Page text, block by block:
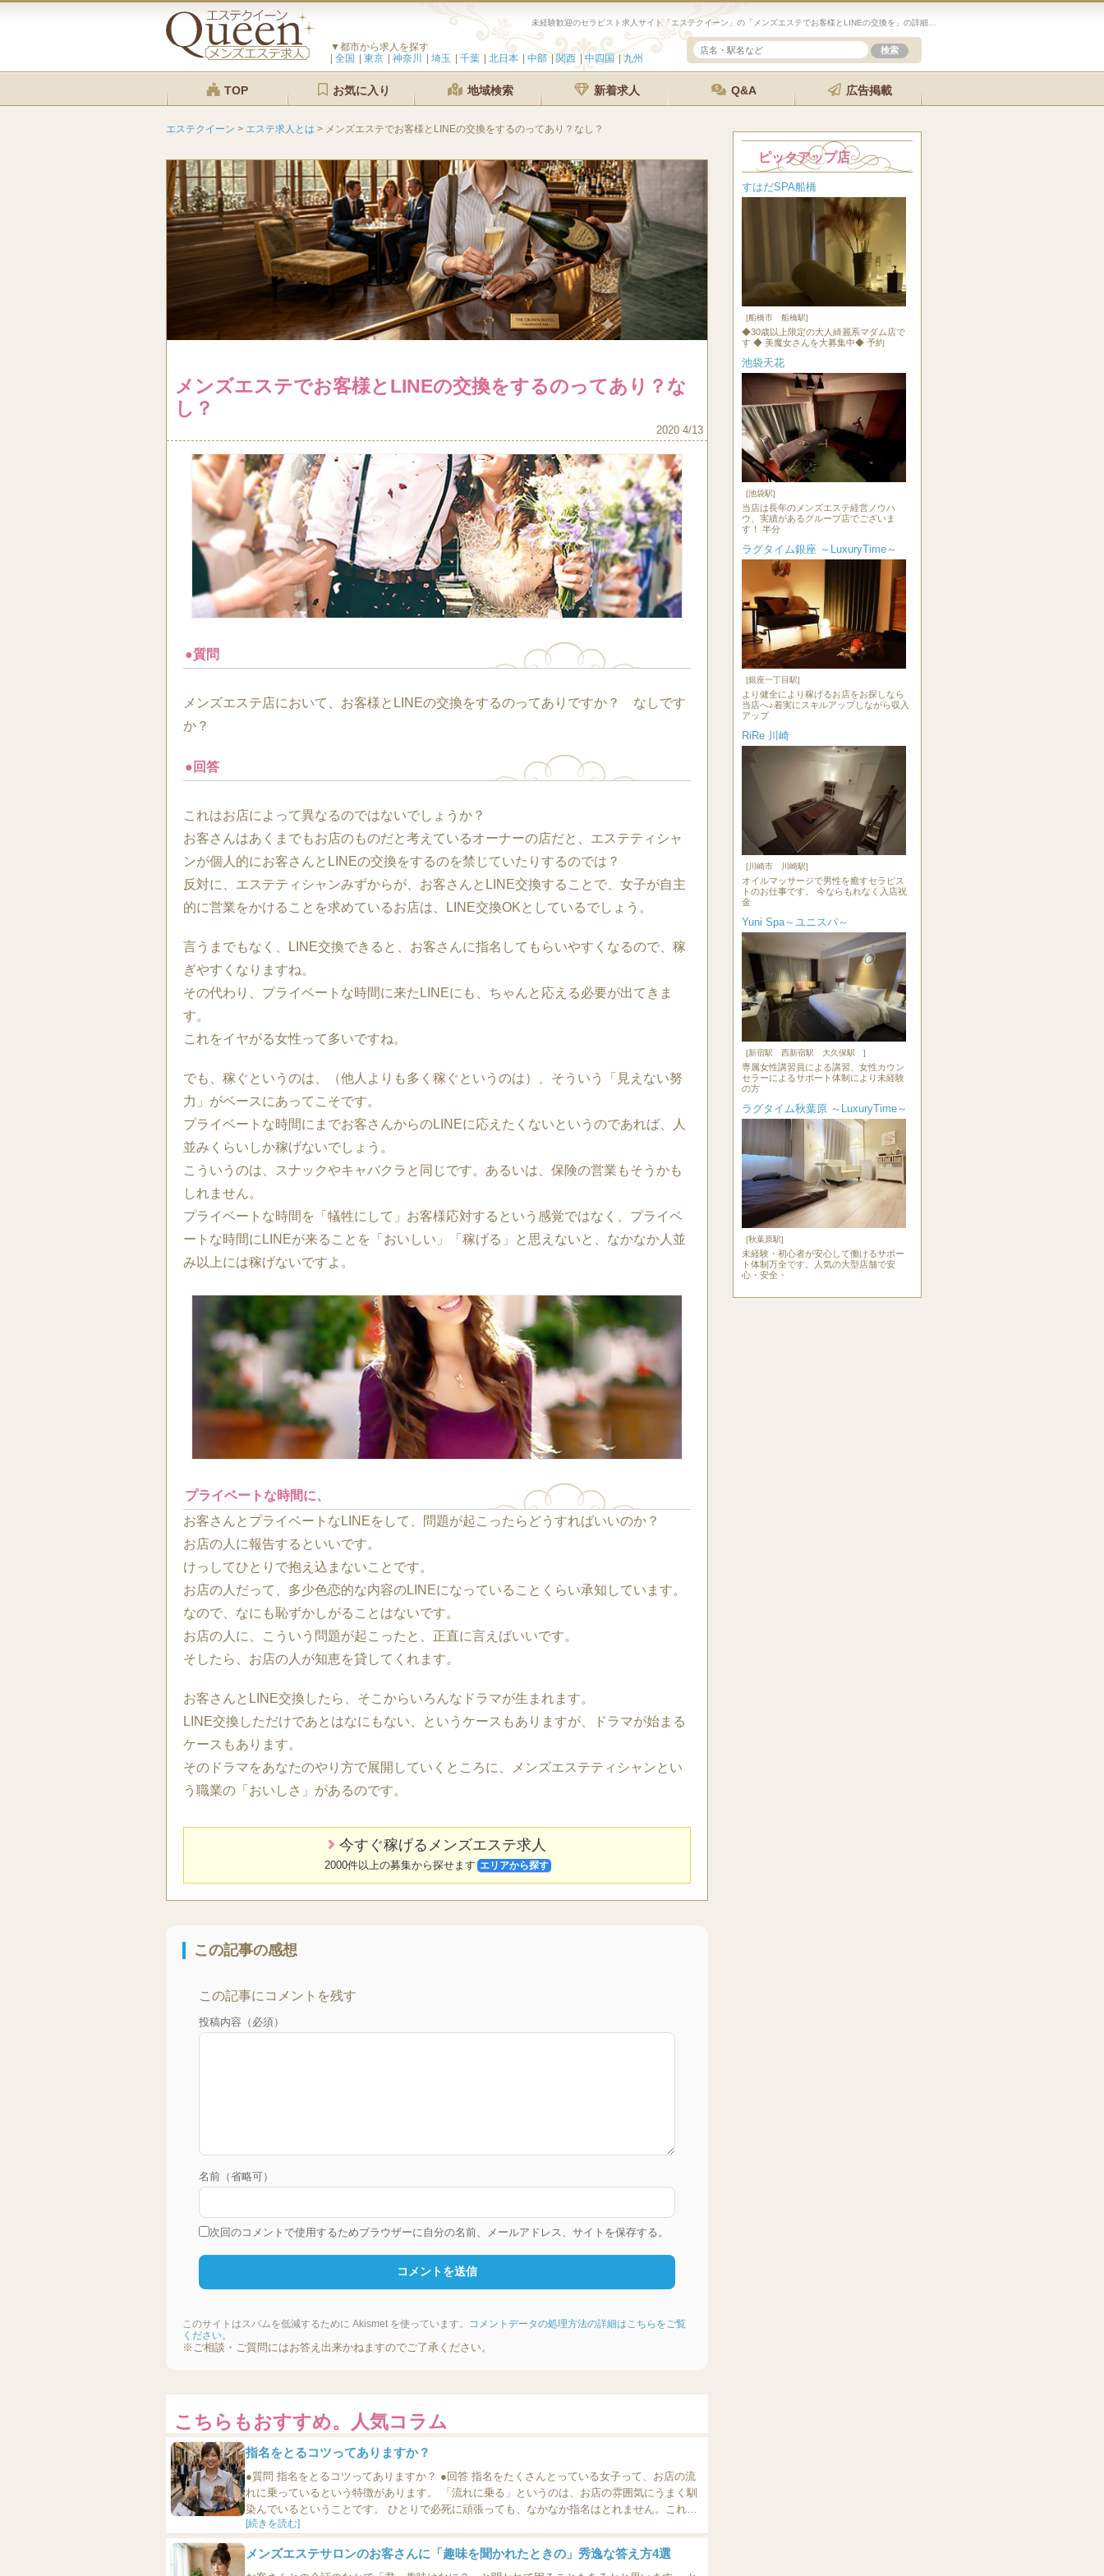
▼都市から求人を探す
全国
東京 神奈川 埼玉 千葉 北日本 中部 関西 中四国 九州
TOP お気に入り 地域検索 新着求人 Q&A 広告掲載
エステクイーン > エステ求人とは > メンズエステでお客様とLINEの交換をするのってあり？なし？
メンズエステでお客様とLINEの交換をするのってあり？な
し？
2020 4/13
●質問
メンズエステ店において、お客様とLINEの交換をするのってありですか？ なしです
か？
●回答
これはお店によって異なるのではないでしょうか？
お客さんはあくまでもお店のものだと考えているオーナーの店だと、エステティシャ
ンが個人的にお客さんとLINEの交換をするのを禁じていたりするのでは？
反対に、エステティシャンみずからが、お客さんとLINE交換することで、女子が自主
的に営業をかけることを求めているお店は、LINE交換OKとしているでしょう。
言うまでもなく、LINE交換できると、お客さんに指名してもらいやすくなるので、稼
ぎやすくなりますね。
その代わり、プライベートな時間に来たLINEにも、ちゃんと応える必要が出てきま
す。
これをイヤがる女性って多いですね。
でも、稼ぐというのは、（他人よりも多く稼ぐというのは）、そういう「見えない努
力」がベースにあってこそです。
プライベートな時間にまでお客さんからのLINEに応えたくないというのであれば、人
並みくらいしか稼げないでしょう。
こういうのは、スナックやキャバクラと同じです。あるいは、保険の営業もそうかも
しれません。
プライベートな時間を「犠牲にして」お客様応対するという感覚ではなく、プライベ
ートな時間にLINEが来ることを「おいしい」「稼げる」と思えないと、なかなか人並
み以上には稼げないですよ。
プライベートな時間に、
お客さんとプライベートなLINEをして、問題が起こったらどうすればいいのか？
お店の人に報告するといいです。
けっしてひとりで抱え込まないことです。
お店の人だって、多少色恋的な内容のLINEになっていることくらい承知しています。
なので、なにも恥ずかしがることはないです。
お店の人に、こういう問題が起こったと、正直に言えばいいです。
そしたら、お店の人が知恵を貸してくれます。
お客さんとLINE交換したら、そこからいろんなドラマが生まれます。
LINE交換しただけであとはなにもない、というケースもありますが、ドラマが始まる
ケースもあります。
そのドラマをあなたのやり方で展開していくところに、メンズエステティシャンとい
う職業の「おいしさ」があるのです。
今すぐ稼げるメンズエステ求人
2000件以上の募集から探せます エリアから探す
この記事の感想
この記事にコメントを残す
投稿内容（必須）
名前（省略可）
次回のコメントで使用するためブラウザーに自分の名前、メールアドレス、サイトを保存する。
このサイトはスパムを低減するために Akismet を使っています。
コメントデータの処理方法の詳細はこちらをご覧
ください。
※ご相談・ご質問にはお答え出来かねますのでご了承ください。
こちらもおすすめ。人気コラム
指名をとるコツってありますか？
●質問 指名をとるコツってありますか？ ●回答 指名をたくさんとっている女子って、お店の流
れに乗っているという特徴があります。 「流れに乗る」というのは、お店の雰囲気にうまく馴
染んでいるということです。 ひとりで必死に頑張っても、なかなか指名はとれません。これは
メンズエステに限らず、キャバクラでも同じです。ひとりで頑張っても無理なんです。 そうで
[続きを読む]
メンズエステサロンのお客さんに「趣味を聞かれたときの」秀逸な答え方4選
ピックアップ店
すはだSPA船橋
[船橋市 船橋駅]
◆30歳以上限定の大人綺麗系マダム店で
す ◆ 美魔女さんを大募集中◆ 予約
池袋天花
[池袋駅]
当店は長年のメンズエステ経営ノウハ
ウ、実績があるグループ店でございま
す！ 半分
ラグタイム銀座 ～LuxuryTime～
[銀座一丁目駅]
より健全により稼げるお店をお探しなら
当店へ♪着実にスキルアップしながら収入
アップ
RiRe 川崎
[川崎市 川崎駅]
オイルマッサージで男性を癒すセラピス
トのお仕事です。 今ならもれなく入店祝
金
Yuni Spa～ユニスパ～
[新宿駅 西新宿駅 大久保駅 ]
専属女性講習員による講習、女性カウン
セラーによるサポート体制により未経験
の方
ラグタイム秋葉原 ～LuxuryTime～
[秋葉原駅]
未経験・初心者が安心して働けるサポー
ト体制万全です。人気の大型店舗で安
心・安全・